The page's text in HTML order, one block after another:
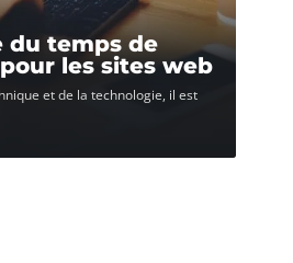
du temps de
les sites web
et de la technologie, il est